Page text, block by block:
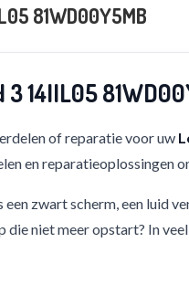
81WD00Y5MB
3 14IIL05
of reparatie voor uw
en reparatieoplossingen
een zwart scherm, een luid
die niet meer opstart? In